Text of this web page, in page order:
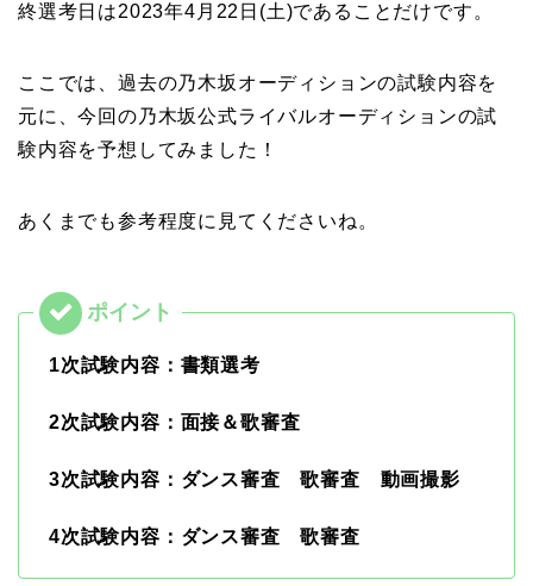
終選考日は2023年4月22日(土)であることだけです。
ここでは、過去の乃木坂オーディションの試験内容を
元に、今回の乃木坂公式ライバルオーディションの試
験内容を予想してみました！
あくまでも参考程度に見てくださいね。
1次試験内容：書類選考
2次試験内容：面接＆歌審査
3次試験内容：ダンス審査 歌審査 動画撮影
4次試験内容：ダンス審査 歌審査